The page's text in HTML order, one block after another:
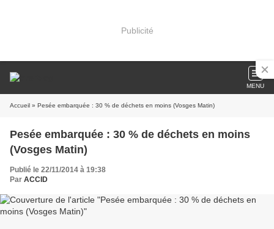
Publicité
MENU
Accueil » Pesée embarquée : 30 % de déchets en moins (Vosges Matin)
Pesée embarquée : 30 % de déchets en moins
(Vosges Matin)
Publié le 22/11/2014 à 19:38
Par ACCID